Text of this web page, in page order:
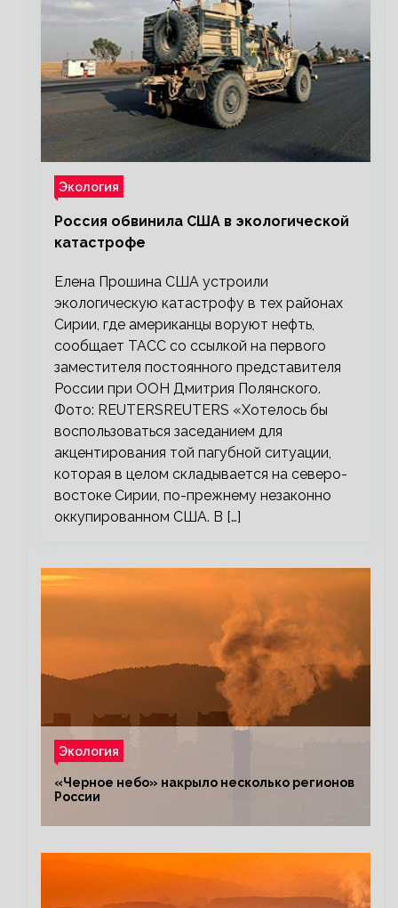
Экология
Россия обвинила США в экологической
катастрофе
Елена Прошина США устроили
экологическую катастрофу в тех районах
Сирии, где американцы воруют нефть,
сообщает ТАСС со ссылкой на первого
заместителя постоянного представителя
России при ООН Дмитрия Полянского.
Фото: REUTERSREUTERS «Хотелось бы
воспользоваться заседанием для
акцентирования той пагубной ситуации,
которая в целом складывается на северо-
востоке Сирии, по-прежнему незаконно
оккупированном США. В […]
Экология
«Черное небо» накрыло несколько регионов
России